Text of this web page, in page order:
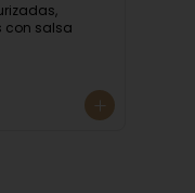
salsa